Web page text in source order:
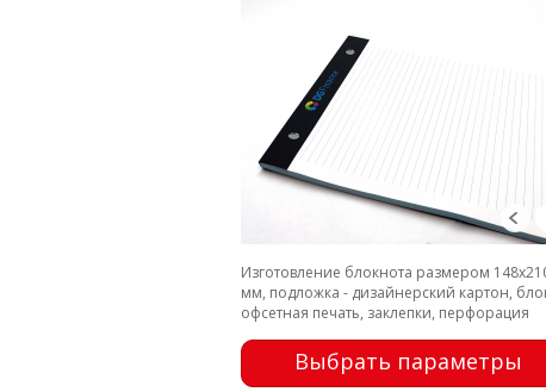
Изготовление блокнота размером
мм, подложка - дизайнерский картон,
офсетная печать, заклепки, перфорация
Выбрать параметры